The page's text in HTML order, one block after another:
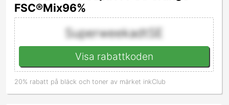
FSC®Mix96%
SuperweekadtSE
Visa rabattkoden
20% rabatt på bläck och toner av märket inkClub